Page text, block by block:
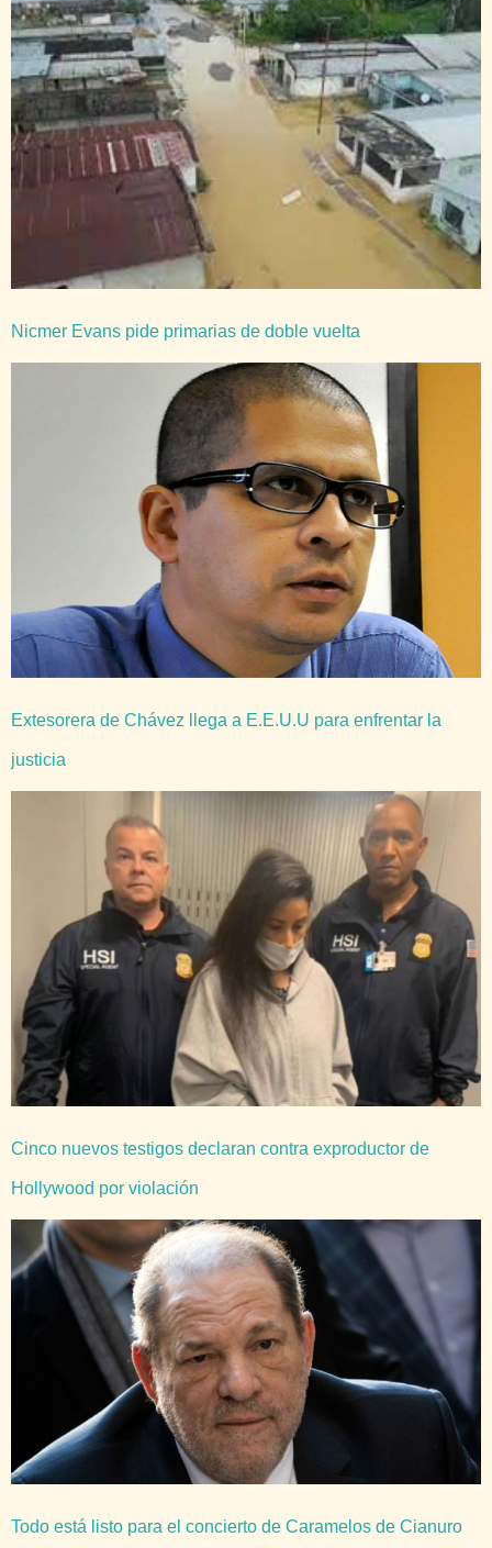
Nicmer Evans pide primarias de doble vuelta
Extesorera de Chávez llega a E.E.U.U para enfrentar la
justicia
Cinco nuevos testigos declaran contra exproductor de
Hollywood por violación
Todo está listo para el concierto de Caramelos de Cianuro